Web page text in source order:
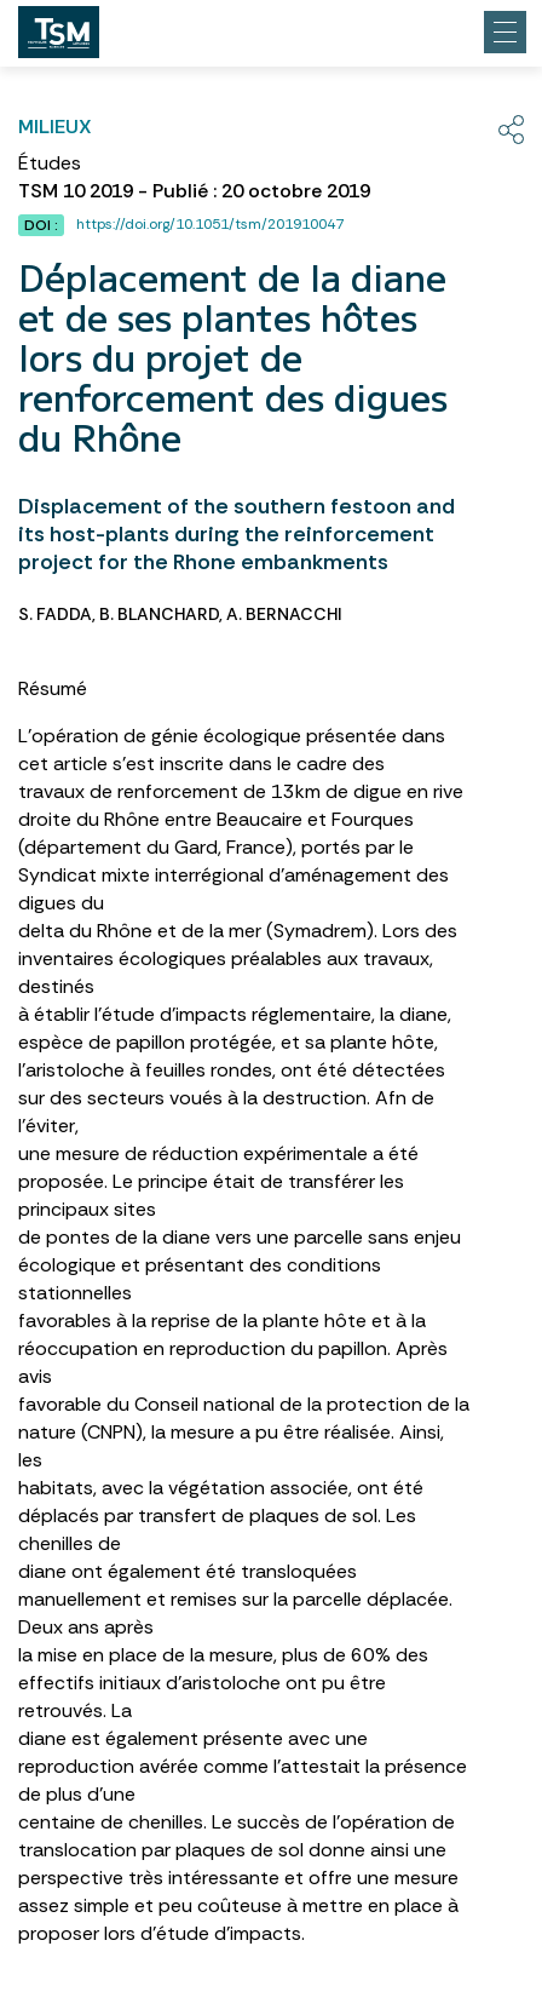
MILIEUX
Études
TSM 10 2019 - Publié : 20 octobre 2019
DOI : https://doi.org/10.1051/tsm/201910047
Déplacement de la diane
et de ses plantes hôtes
lors du projet de
renforcement des digues
du Rhône
Displacement of the southern festoon and
its host-plants during the reinforcement
project for the Rhone embankments
S. FADDA, B. BLANCHARD,A. BERNACCHI
Résumé
L’opération de génie écologique présentée dans
cet article s’est inscrite dans le cadre des
travaux de renforcement de 13km de digue en rive
droite du Rhône entre Beaucaire et Fourques
(département du Gard, France), portés par le
Syndicat mixte interrégional d’aménagement des
digues du
delta du Rhône et de la mer (Symadrem). Lors des
inventaires écologiques préalables aux travaux,
destinés
à établir l’étude d’impacts réglementaire, la diane,
espèce de papillon protégée, et sa plante hôte,
l’aristoloche à feuilles rondes, ont été détectées
sur des secteurs voués à la destruction. Afn de
l’éviter,
une mesure de réduction expérimentale a été
proposée. Le principe était de transférer les
principaux sites
de pontes de la diane vers une parcelle sans enjeu
écologique et présentant des conditions
stationnelles
favorables à la reprise de la plante hôte et à la
réoccupation en reproduction du papillon. Après
avis
favorable du Conseil national de la protection de la
nature (CNPN), la mesure a pu être réalisée. Ainsi,
les
habitats, avec la végétation associée, ont été
déplacés par transfert de plaques de sol. Les
chenilles de
diane ont également été transloquées
manuellement et remises sur la parcelle déplacée.
Deux ans après
la mise en place de la mesure, plus de 60% des
effectifs initiaux d’aristoloche ont pu être
retrouvés. La
diane est également présente avec une
reproduction avérée comme l’attestait la présence
de plus d’une
centaine de chenilles. Le succès de l’opération de
translocation par plaques de sol donne ainsi une
perspective très intéressante et offre une mesure
assez simple et peu coûteuse à mettre en place à
proposer lors d’étude d’impacts.